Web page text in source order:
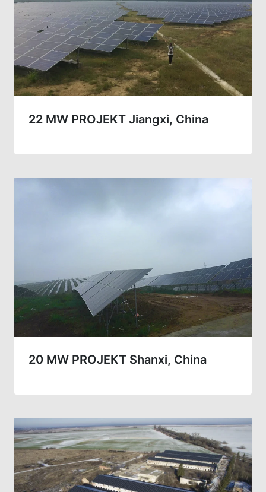
22 MW PROJEKT Jiangxi, China
20 MW PROJEKT Shanxi, China